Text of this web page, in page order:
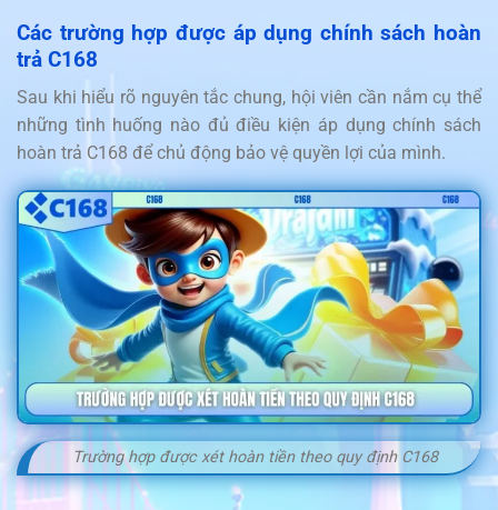
Các trường hợp được áp dụng chính sách hoàn
trả C168
Sau khi hiểu rõ nguyên tắc chung, hội viên cần nắm cụ thể
những tình huống nào đủ điều kiện áp dụng chính sách
hoàn trả C168 để chủ động bảo vệ quyền lợi của mình.
Trường hợp được xét hoàn tiền theo quy định C168